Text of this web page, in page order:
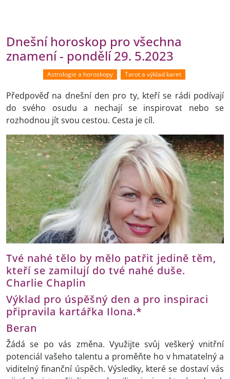
Dnešní horoskop pro všechna
znamení - pondělí 29. 5.2023
Astrologie a horoskopy Tarot a výklad karet
Předpověď na dnešní den pro ty, kteří se rádi podívají
do svého osudu a nechají se inspirovat nebo se
rozhodnou jít svou cestou. Cesta je cíl.
Tvé nahé tělo by mělo patřit jedině těm,
kteří se zamilují do tvé nahé duše.
Charlie Chaplin
Výklad pro úspěšný den a pro inspiraci
připravila kartářka Ilona.*
Beran
Žádá se po vás změna. Využijte svůj veškerý vnitřní
potenciál vašeho talentu a proměňte ho v hmatatelný a
viditelný finanční úspěch. Výsledky, které se dostaví vás